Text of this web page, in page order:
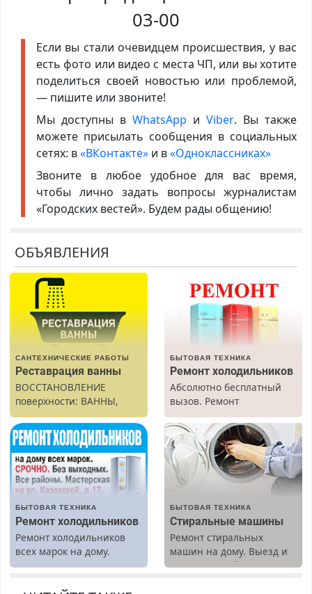
03-00
Если вы стали очевидцем происшествия, у вас
есть фото или видео с места ЧП, или вы хотите
поделиться своей новостью или проблемой,
— пишите или звоните!
Мы доступны в WhatsApp иViber. Вы также
можете присылать сообщения в социальных
сетях: в«ВКонтакте»и в«Одноклассниках»
Звоните в любое удобное для вас время,
чтобы лично задать вопросы журналистам
«Городских вестей». Будем рады общению!
ОБЪЯВЛЕНИЯ
САНТЕХНИЧЕСКИЕ РАБОТЫ
Реставрация ванны
ВОССТАНОВЛЕНИЕ
поверхности: ВАННЫ,
раковины, подоконника.
От скола до полной
реставрации. 100%
результат.
БЫТОВАЯ ТЕХНИКА
Ремонт холодильников
Абсолютно бесплатный
вызов. Ремонт
холодильников всех
марок на дому, с
гарантией. Все р-ны.
Срочно. Без выходных.
Пенсионерам – скидки до
40%. Мастер со стажем.
БЫТОВАЯ ТЕХНИКА
Ремонт холодильников
Ремонт холодильников
всех марок на дому.
БЫТОВАЯ ТЕХНИКА
Стиральные машины
Ремонт стиральных
машин на дому. Выезд и
диагностика бесплатно.